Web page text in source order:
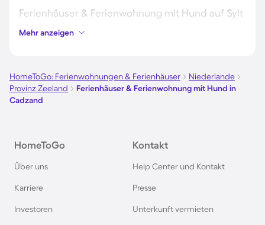
Ferienhäuser & Ferienwohnung mit Hund auf Sylt
Ferienhäuser & Ferienwohnung mit Hund auf
Ferienhäuser & Ferienwohnung mit Hund am
Ferienhäuser & Ferienwohnung mit Hund auf
Rügen
Mehr anzeigen
HomeToGo: Ferienwohnungen & Ferienhäuser
Niederlande
Provinz Zeeland
Ferienhäuser & Ferienwohnung mit Hund in
Cadzand
HomeToGo
Über uns
Karriere
Investoren
Kontakt
Help Center und Kontakt
Presse
Unterkunft vermieten